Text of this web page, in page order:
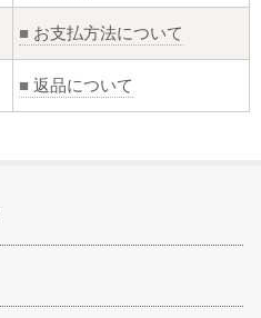
■ お支払方法について
■ 返品について